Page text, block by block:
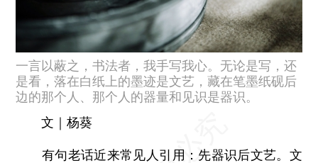
一言以蔽之，书法者，我手写我心。无论是写，还
是看，落在白纸上的墨迹是文艺，藏在笔墨纸砚后
边的那个人、那个人的器量和见识是器识。
文｜杨葵
有句老话近来常见人引用：先器识后文艺。文